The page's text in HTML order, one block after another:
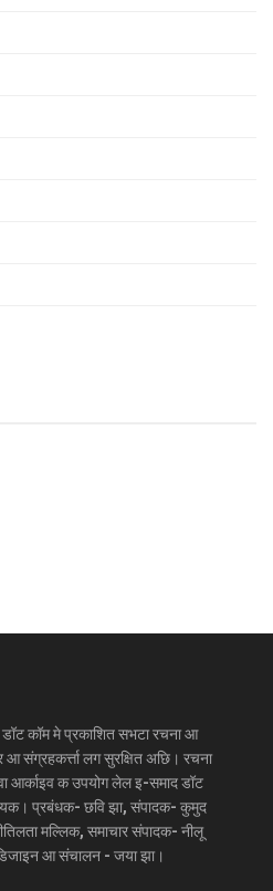
डॉट कॉम मे प्रकाशित सभटा रचना आ
आ संग्रहकर्त्ता लग सुरक्षित अछि। रचना
आर्काइव क उपयोग लेल इ-समाद डॉट
प्रबंधक- छवि झा, संपादक- कुमुद
मल्लिक, समाचार संपादक- नीलू
आ संचालन - जया झा।